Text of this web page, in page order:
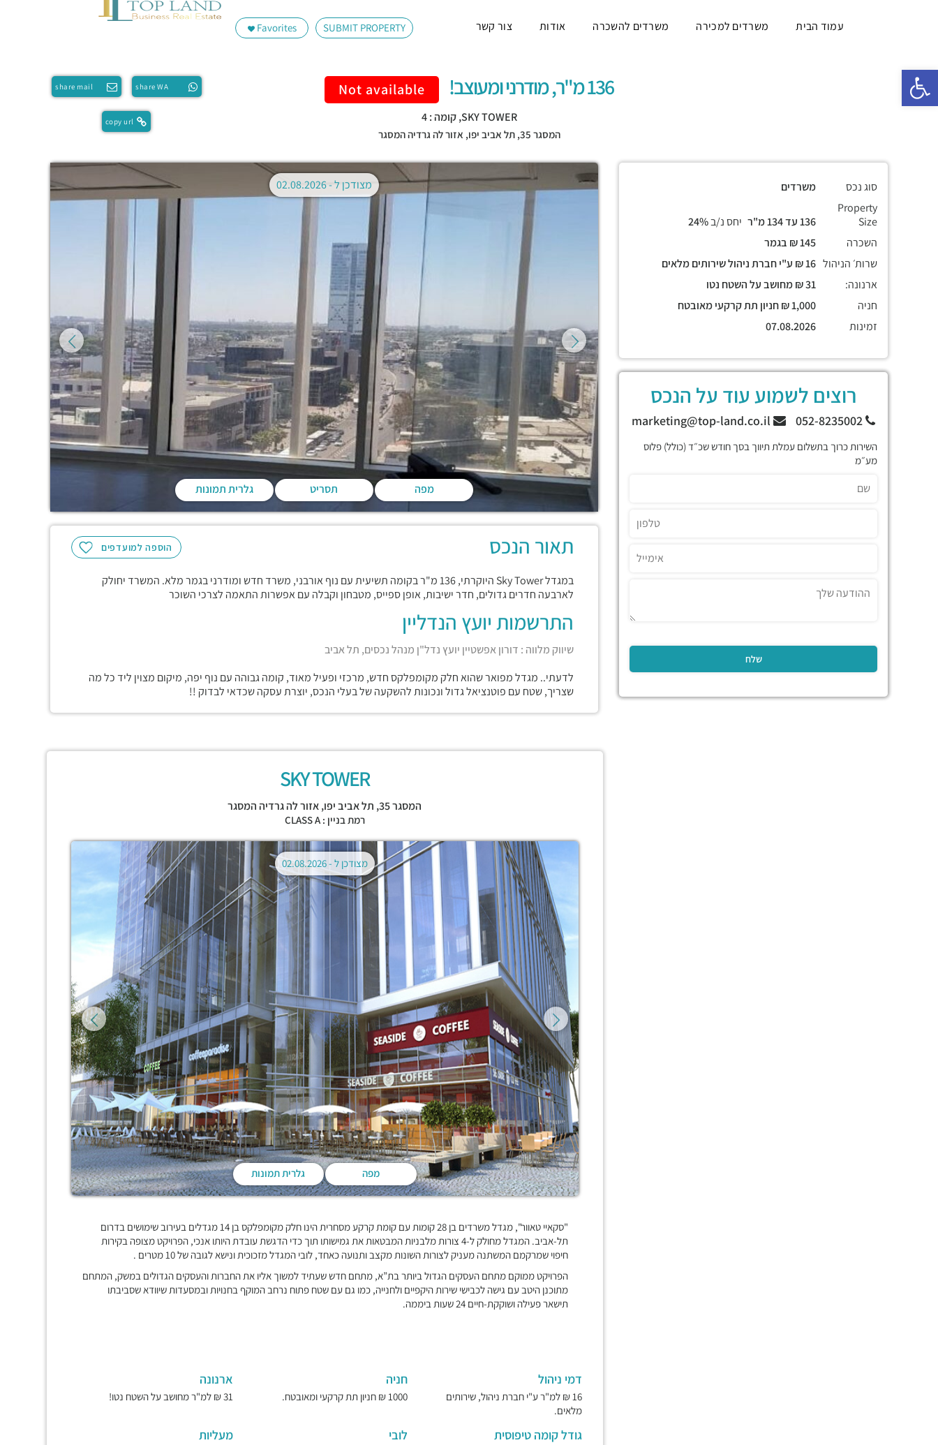
פתח סרגל נגישות
SUBMIT PROPERTY
Favorites עמוד הבית משרדים למכירה משרדים להשכרה אודות צור קשר
share WA
share mail
copy url
136 מ"ר, מודרני ומעוצב! Not available
SKY TOWER, קומה : 4
המסגר 35, תל אביב יפו, אזור לה גרדיה המסגר
מפה תסריט גלרית תמונות
מצודכן ל -
הוספה למועדפים תאור הנכס
במגדל Sky Tower היוקרתי, 136 מ"ר בקומה תשיעית עם נוף אורבני, משרד חדש ומודרני בגמר מלא. המשרד יחולק
לארבעה חדרים גדולים, חדר ישיבות, אופן ספייס, מטבחון וקבלה עם אפשרות התאמה לצרכי השוכר
התרשמות יועץ הנדליין
שיווק מלווה : דורון אפשטיין יועץ נדל"ן מנהל נכסים, תל אביב
לדעתי.. מגדל מפואר שהוא חלק מקומפלקס חדש, מרכזי ופעיל מאוד, קומה גבוהה עם נוף יפה, מיקום מצוין ליד כל מה
שצריך, שטח עם פוטנציאל גדול ונכונות להשקעה של בעלי הנכס, יוצרת עסקה שכדאי לבדוק !!
סוג נכס
משרדים
Property
Size
יחס נ/ב
השכרה
שרות׳ הניהול
ארנונה:
חניה
זמינות
רוצים לשמוע עוד על הנכס
השירות כרוך בתשלום עמלת תיווך בסך חודש שכ״ד (כולל) פלוס
מע״מ
SKY TOWER
המסגר 35, תל אביב יפו,אזור לה גרדיה המסגר
רמת בניין : CLASS A
מפה גלרית תמונות
מצודכן ל -02.08.2026
"סקאיי טאוור", מגדל משרדים בן 28 קומות עם קומת קרקע מסחרית הינו חלק מקומפלקס בן 14 מגדלים בעירוב שימושים בדרום
תל-אביב. המגדל מחולק ל-4 צורות מלבניות המבטאות את גמישותו תוך כדי הדגשת עובדת היותו אנכי, הפרויקט מצופה בקירות
חיפוי שמרקמם המשתנה מעניק לצורות השונות מקצב ותנועה כאחד, לובי המגדל מזכוכית ונישא לגובה של 10 מטרים .
הפרויקט ממוקם מתחם העסקים הגדול ביותר בת”א, מתחם חדש שעתיד למשוך אליו את החברות והעסקים הגדולים במשק, המתחם
מתוכנן היטב עם גישה לכבישי שירות היקפיים ולחנייה, כמו גם עם שטח פתוח נרחב המוקף בחנויות ובמסעדות שיוודא שסביבתו
תישאר פעילה ושוקקת-חיים 24 שעות ביממה.
דמי ניהול
16 ₪ למ"ר ע"י חברת ניהול, שירותים
מלאים.
חניה
1000 ₪ חניון תת קרקעי ומאובטח.
ארנונה
31 ₪ למ"ר מחושב על השטח נטו!
גודל קומה טיפוסית לובי מעליות